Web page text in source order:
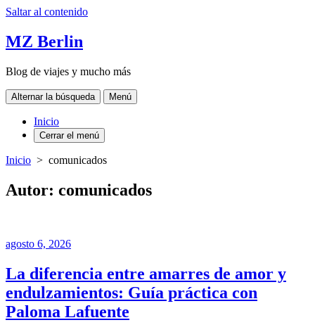
Saltar al contenido
MZ Berlin
Blog de viajes y mucho más
Alternar la búsqueda Menú
Inicio
Cerrar el menú
Inicio > comunicados
Autor: comunicados
agosto 6, 2026
La diferencia entre amarres de amor y
endulzamientos: Guía práctica con
Paloma Lafuente